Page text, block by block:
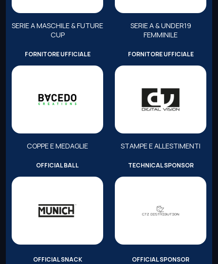
SERIE A MASCHILE & FUTURE
CUP
SERIE A & UNDER19
FEMMINILE
FORNITORE UFFICIALE
COPPE E MEDAGLIE
FORNITORE UFFICIALE
STAMPE E ALLESTIMENTI
OFFICIAL BALL TECHNICAL SPONSOR
OFFICIAL SNACK OFFICIAL SPONSOR